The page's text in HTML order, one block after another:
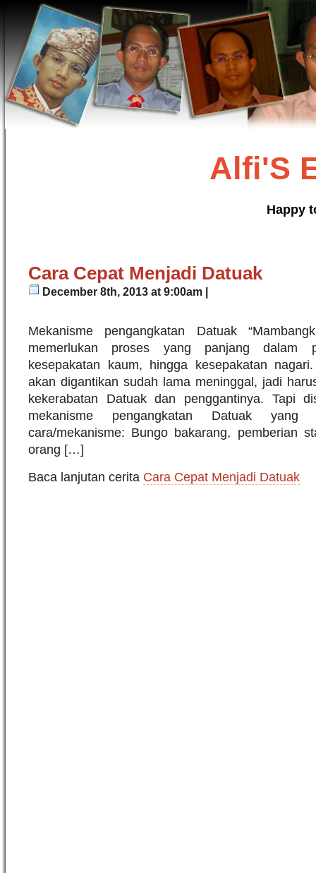
Alfi'S
Happy
Cara Cepat Menjadi Datuak
December 8th, 2013 at 9:00am |
Mekanisme pengangkatan Datuak
memerlukan proses yang panjang dalam
kesepakatan kaum, hingga kesepakatan
akan digantikan sudah lama meninggal, jadi
kekerabatan Datuak dan penggantinya. Tapi
mekanisme pengangkatan Datuak
cara/mekanisme: Bungo bakarang, pemberian
orang […]
Baca lanjutan cerita Cara Cepat Menjadi Datuak